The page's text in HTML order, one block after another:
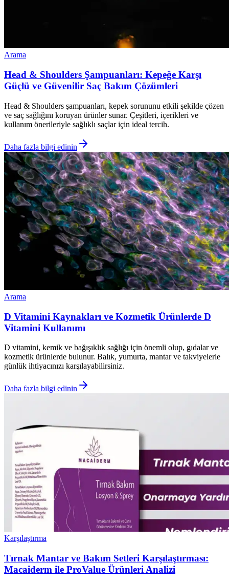
Arama
Head & Shoulders Şampuanları: Kepeğe Karşı
Güçlü ve Güvenilir Saç Bakım Çözümleri
Head & Shoulders şampuanları, kepek sorununu etkili şekilde çözen
ve saç sağlığını koruyan ürünler sunar. Çeşitleri, içerikleri ve
kullanım önerileriyle sağlıklı saçlar için ideal tercih.
Daha fazla bilgi edinin
Arama
D Vitamini Kaynakları ve Kozmetik Ürünlerde D
Vitamini Kullanımı
D vitamini, kemik ve bağışıklık sağlığı için önemli olup, gıdalar ve
kozmetik ürünlerde bulunur. Balık, yumurta, mantar ve takviyelerle
günlük ihtiyacınızı karşılayabilirsiniz.
Daha fazla bilgi edinin
Karşılaştırma
Tırnak Mantar ve Bakım Setleri Karşılaştırması:
Macaiderm ile ProValue Ürünleri Analizi